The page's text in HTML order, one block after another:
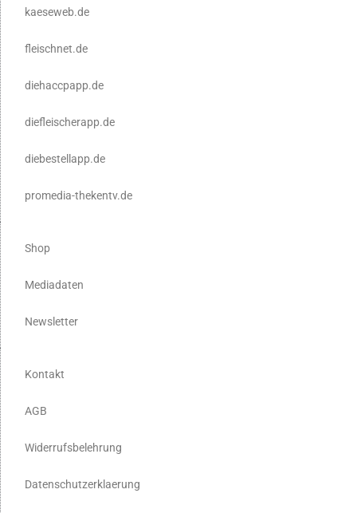
kaeseweb.de
fleischnet.de
diehaccpapp.de
diefleischerapp.de
diebestellapp.de
promedia-thekentv.de
Shop
Mediadaten
Newsletter
Kontakt
AGB
Widerrufsbelehrung
Datenschutzerklaerung